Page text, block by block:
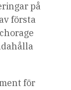
på
första
för